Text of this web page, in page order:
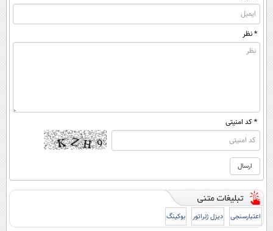
* نظر
* کد امنیتی
اعتبارسنجی دیزل ژنراتور بوکینگ